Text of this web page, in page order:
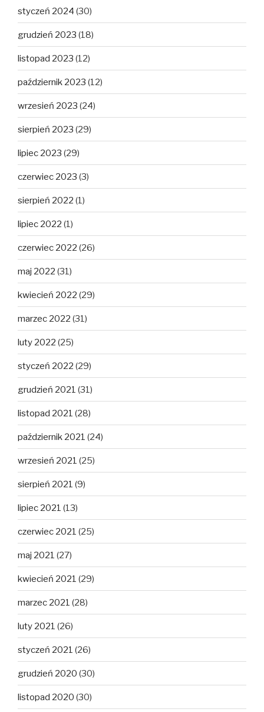
styczeń 2024 (30)
grudzień 2023 (18)
listopad 2023 (12)
październik 2023 (12)
wrzesień 2023 (24)
sierpień 2023 (29)
lipiec 2023 (29)
czerwiec 2023 (3)
sierpień 2022 (1)
lipiec 2022 (1)
czerwiec 2022 (26)
maj 2022 (31)
kwiecień 2022 (29)
marzec 2022 (31)
luty 2022 (25)
styczeń 2022 (29)
grudzień 2021 (31)
listopad 2021 (28)
październik 2021 (24)
wrzesień 2021 (25)
sierpień 2021 (9)
lipiec 2021 (13)
czerwiec 2021 (25)
maj 2021 (27)
kwiecień 2021 (29)
marzec 2021 (28)
luty 2021 (26)
styczeń 2021 (26)
grudzień 2020 (30)
listopad 2020 (30)